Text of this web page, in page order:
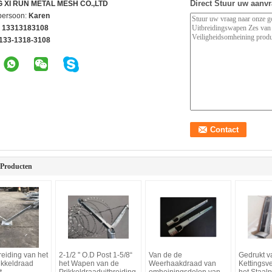
XI RUN METAL MESH CO.,LTD
Karen
13313183108
1318-3108
Direct Stuur uw
van het
2-1/2 '' O.D Post 1-5/8“
het Wapen van de
Van de de
Weerhaakdraad van
Gedrukt